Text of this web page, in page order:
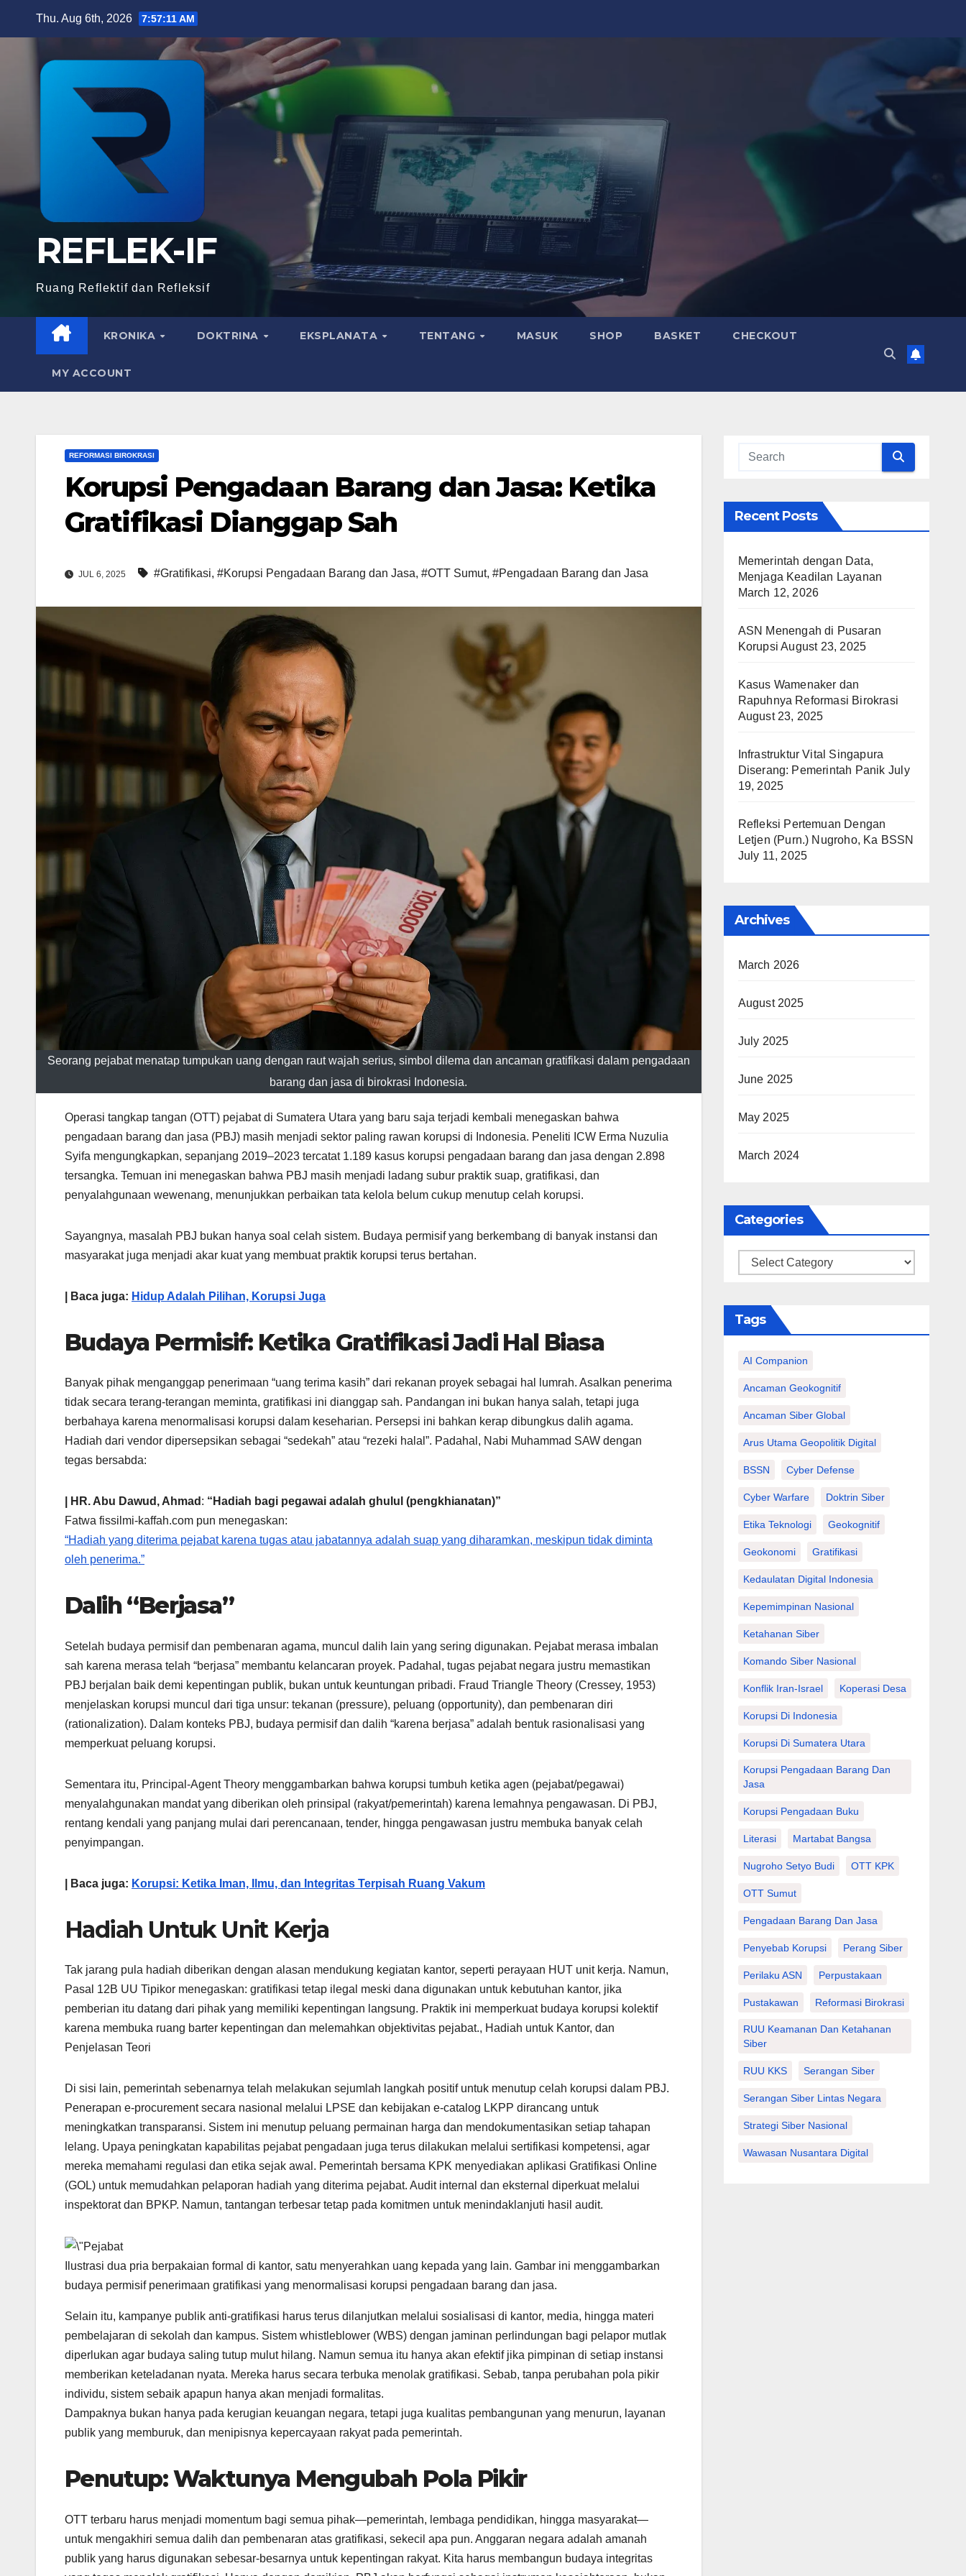
Thu. Aug 6th, 2026 7:57:13 AM
REFLEK-IF
Ruang Reflektif dan Refleksif
KRONIKA DOKTRINA EKSPLANATA TENTANG MASUK SHOP BASKET CHECKOUT
MY ACCOUNT
REFORMASI BIROKRASI
Korupsi Pengadaan Barang dan Jasa: Ketika
Gratifikasi Dianggap Sah
JUL 6, 2025 #Gratifikasi, #Korupsi Pengadaan Barang dan Jasa, #OTT Sumut, #Pengadaan Barang dan Jasa
Seorang pejabat menatap tumpukan uang dengan raut wajah serius, simbol dilema dan ancaman gratifikasi dalam pengadaan
barang dan jasa di birokrasi Indonesia.
Operasi tangkap tangan (OTT) pejabat di Sumatera Utara yang baru saja terjadi kembali menegaskan bahwa
pengadaan barang dan jasa (PBJ) masih menjadi sektor paling rawan korupsi di Indonesia. Peneliti ICW Erma Nuzulia
Syifa mengungkapkan, sepanjang 2019–2023 tercatat 1.189 kasus korupsi pengadaan barang dan jasa dengan 2.898
tersangka. Temuan ini menegaskan bahwa PBJ masih menjadi ladang subur praktik suap, gratifikasi, dan
penyalahgunaan wewenang, menunjukkan perbaikan tata kelola belum cukup menutup celah korupsi.
Sayangnya, masalah PBJ bukan hanya soal celah sistem. Budaya permisif yang berkembang di banyak instansi dan
masyarakat juga menjadi akar kuat yang membuat praktik korupsi terus bertahan.
| Baca juga: Hidup Adalah Pilihan, Korupsi Juga
Budaya Permisif: Ketika Gratifikasi Jadi Hal Biasa
Banyak pihak menganggap penerimaan “uang terima kasih” dari rekanan proyek sebagai hal lumrah. Asalkan penerima
tidak secara terang-terangan meminta, gratifikasi ini dianggap sah. Pandangan ini bukan hanya salah, tetapi juga
berbahaya karena menormalisasi korupsi dalam keseharian. Persepsi ini bahkan kerap dibungkus dalih agama.
Hadiah dari vendor dipersepsikan sebagai “sedekah” atau “rezeki halal”. Padahal, Nabi Muhammad SAW dengan
tegas bersabda:
HR. Abu Dawud, Ahmad : “Hadiah bagi pegawai adalah ghulul (pengkhianatan)”
Fatwa fissilmi-kaffah.com pun menegaskan:
“Hadiah yang diterima pejabat karena tugas atau jabatannya adalah suap yang diharamkan, meskipun tidak diminta
oleh penerima.”
Dalih “Berjasa”
Setelah budaya permisif dan pembenaran agama, muncul dalih lain yang sering digunakan. Pejabat merasa imbalan
sah karena merasa telah “berjasa” membantu kelancaran proyek. Padahal, tugas pejabat negara justru memastikan
PBJ berjalan baik demi kepentingan publik, bukan untuk keuntungan pribadi. Fraud Triangle Theory (Cressey, 1953)
menjelaskan korupsi muncul dari tiga unsur: tekanan (pressure), peluang (opportunity), dan pembenaran diri
(rationalization). Dalam konteks PBJ, budaya permisif dan dalih “karena berjasa” adalah bentuk rasionalisasi yang
memperkuat peluang korupsi.
Sementara itu, Principal-Agent Theory menggambarkan bahwa korupsi tumbuh ketika agen (pejabat/pegawai)
menyalahgunakan mandat yang diberikan oleh prinsipal (rakyat/pemerintah) karena lemahnya pengawasan. Di PBJ,
rentang kendali yang panjang mulai dari perencanaan, tender, hingga pengawasan justru membuka banyak celah
penyimpangan.
| Baca juga: Korupsi: Ketika Iman, Ilmu, dan Integritas Terpisah Ruang Vakum
Hadiah Untuk Unit Kerja
Tak jarang pula hadiah diberikan dengan alasan mendukung kegiatan kantor, seperti perayaan HUT unit kerja. Namun,
Pasal 12B UU Tipikor menegaskan: gratifikasi tetap ilegal meski dana digunakan untuk kebutuhan kantor, jika
pemberian itu datang dari pihak yang memiliki kepentingan langsung. Praktik ini memperkuat budaya korupsi kolektif
karena membuka ruang barter kepentingan dan melemahkan objektivitas pejabat., Hadiah untuk Kantor, dan
Penjelasan Teori
Di sisi lain, pemerintah sebenarnya telah melakukan sejumlah langkah positif untuk menutup celah korupsi dalam PBJ.
Penerapan e-procurement secara nasional melalui LPSE dan kebijakan e-catalog LKPP dirancang untuk
meningkatkan transparansi. Sistem ini menutup peluang permainan harga dan mendokumentasikan setiap tahapan
lelang. Upaya peningkatan kapabilitas pejabat pengadaan juga terus dilakukan melalui sertifikasi kompetensi, agar
mereka memahami regulasi dan etika sejak awal. Pemerintah bersama KPK menyediakan aplikasi Gratifikasi Online
(GOL) untuk memudahkan pelaporan hadiah yang diterima pejabat. Audit internal dan eksternal diperkuat melalui
inspektorat dan BPKP. Namun, tantangan terbesar tetap pada komitmen untuk menindaklanjuti hasil audit.
Ilustrasi dua pria berpakaian formal di kantor, satu menyerahkan uang kepada yang lain. Gambar ini menggambarkan
budaya permisif penerimaan gratifikasi yang menormalisasi korupsi pengadaan barang dan jasa.
Selain itu, kampanye publik anti-gratifikasi harus terus dilanjutkan melalui sosialisasi di kantor, media, hingga materi
pembelajaran di sekolah dan kampus. Sistem whistleblower (WBS) dengan jaminan perlindungan bagi pelapor mutlak
diperlukan agar budaya saling tutup mulut hilang. Namun semua itu hanya akan efektif jika pimpinan di setiap instansi
memberikan keteladanan nyata. Mereka harus secara terbuka menolak gratifikasi. Sebab, tanpa perubahan pola pikir
individu, sistem sebaik apapun hanya akan menjadi formalitas.
Dampaknya bukan hanya pada kerugian keuangan negara, tetapi juga kualitas pembangunan yang menurun, layanan
publik yang memburuk, dan menipisnya kepercayaan rakyat pada pemerintah.
Penutup: Waktunya Mengubah Pola Pikir
OTT terbaru harus menjadi momentum bagi semua pihak—pemerintah, lembaga pendidikan, hingga masyarakat—
untuk mengakhiri semua dalih dan pembenaran atas gratifikasi, sekecil apa pun. Anggaran negara adalah amanah
publik yang harus digunakan sebesar-besarnya untuk kepentingan rakyat. Kita harus membangun budaya integritas
Recent Posts
Memerintah dengan Data,
Menjaga Keadilan Layanan
March 12, 2026
ASN Menengah di Pusaran
Korupsi August 23, 2025
Kasus Wamenaker dan
Rapuhnya Reformasi Birokrasi
August 23, 2025
Infrastruktur Vital Singapura
Diserang: Pemerintah Panik July
19, 2025
Refleksi Pertemuan Dengan
Letjen (Purn.) Nugroho, Ka BSSN
July 11, 2025
Archives
March 2026
August 2025
July 2025
June 2025
May 2025
March 2024
Categories
Categories
Tags
AI Companion
Ancaman Geokognitif
Ancaman Siber Global
Arus Utama Geopolitik Digital
BSSN Cyber Defense
Cyber Warfare Doktrin Siber
Etika Teknologi Geokognitif
Geokonomi Gratifikasi
Kedaulatan Digital Indonesia
Kepemimpinan Nasional
Ketahanan Siber
Komando Siber Nasional
Konflik Iran-Israel Koperasi Desa
Korupsi Di Indonesia
Korupsi Di Sumatera Utara
Korupsi Pengadaan Barang Dan
Jasa
Korupsi Pengadaan Buku
Literasi Martabat Bangsa
Nugroho Setyo Budi OTT KPK
OTT Sumut
Pengadaan Barang Dan Jasa
Penyebab Korupsi Perang Siber
Perilaku ASN Perpustakaan
Pustakawan Reformasi Birokrasi
RUU Keamanan Dan Ketahanan
Siber
RUU KKS Serangan Siber
Serangan Siber Lintas Negara
Strategi Siber Nasional
Wawasan Nusantara Digital